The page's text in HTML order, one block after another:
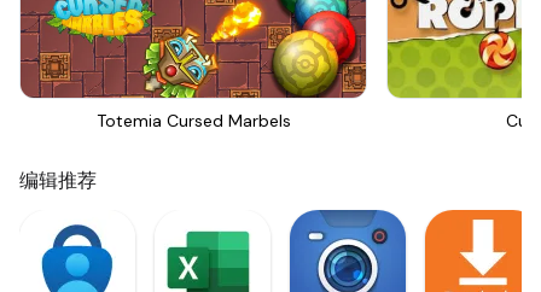
Totemia Cursed Marbels Cut
编辑推荐